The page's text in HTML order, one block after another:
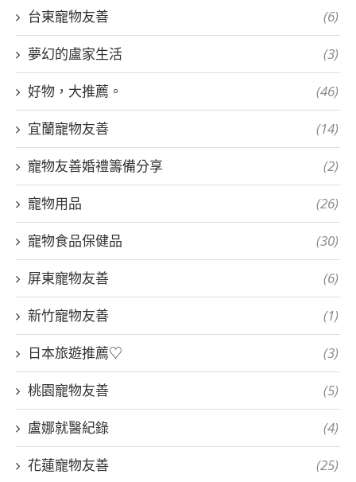
台東寵物友善 (6)
夢幻的盧家生活 (3)
好物，大推薦。 (46)
宜蘭寵物友善 (14)
寵物友善婚禮籌備分享 (2)
寵物用品 (26)
寵物食品保健品 (30)
屏東寵物友善 (6)
新竹寵物友善 (1)
日本旅遊推薦♡ (3)
桃園寵物友善 (5)
盧娜就醫紀錄 (4)
花蓮寵物友善 (25)